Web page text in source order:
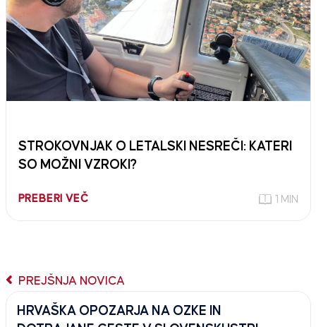
STROKOVNJAK O LETALSKI NESREČI: KATERI
SO MOŽNI VZROKI?
PREBERI VEČ 1 MIN
PREJŠNJA NOVICA
HRVAŠKA OPOZARJA NA OZKE IN